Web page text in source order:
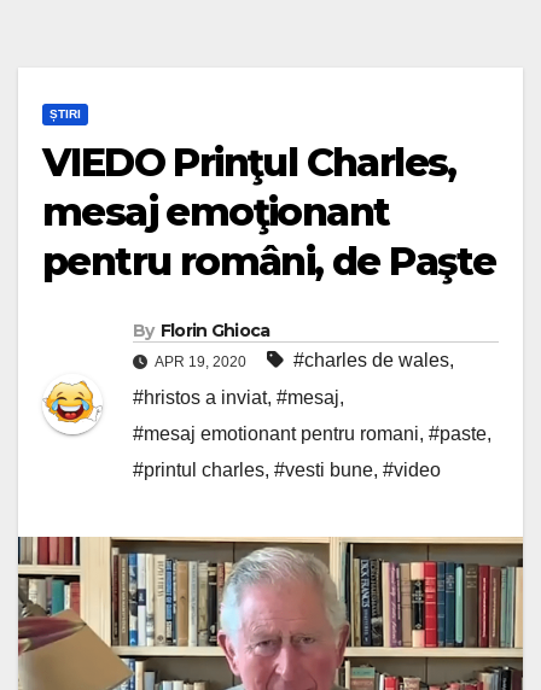
ȘTIRI
VIEDO Prinţul Charles,
mesaj emoţionant
pentru români, de Paşte
By Florin Ghioca
APR 19, 2020 #charles de wales,
#hristos a inviat, #mesaj,
#mesaj emotionant pentru romani, #paste,
#printul charles, #vesti bune, #video